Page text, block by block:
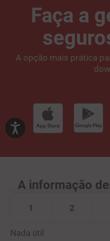
Faça a
A opção mais prática
A informação
Nada útil
1 2